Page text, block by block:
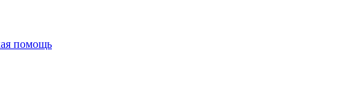
помощь